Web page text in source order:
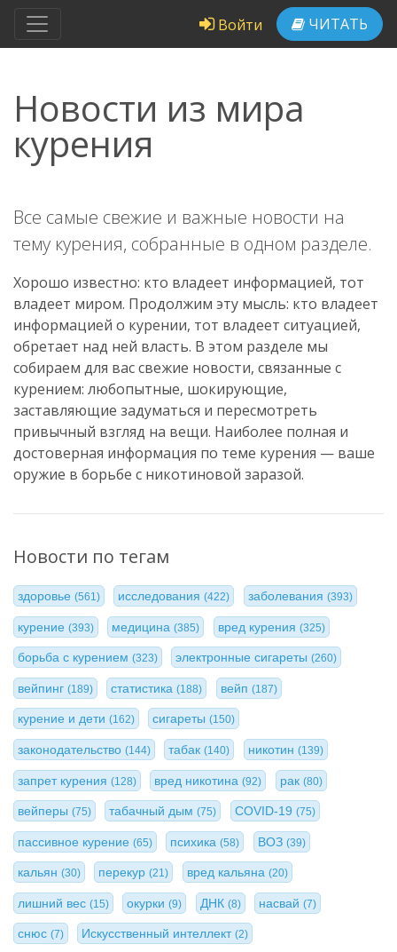
Войти ЧИТАТЬ
Новости из мира
курения
Все самые свежие и важные новости на
тему курения, собранные в одном разделе.
Хорошо известно: кто владеет информацией, тот
владеет миром. Продолжим эту мысль: кто владеет
информацией о курении, тот владеет ситуацией,
обретает над ней власть. В этом разделе мы
собираем для вас свежие новости, связанные с
курением: любопытные, шокирующие,
заставляющие задуматься и пересмотреть
привычный взгляд на вещи. Наиболее полная и
достоверная информация по теме курения — ваше
оружие в борьбе с никотиновой заразой.
Новости по тегам
здоровье (561) исследования(422) заболевания (393)
курение (393) медицина(385) вред курения (325)
борьба с курением (323) электронные сигареты(260)
вейпинг (189) статистика(188) вейп (187)
курение и дети (162) сигареты(150)
законодательство (144) табак(140) никотин (139)
запрет курения (128) вред никотина(92) рак (80)
вейперы (75) табачный дым(75) COVID-19 (75)
пассивное курение (65) психика(58) ВОЗ (39)
кальян (30) перекур(21) вред кальяна (20)
лишний вес (15) окурки(9) ДНК (8) насвай(7)
снюс (7) Искусственный интеллект(2)